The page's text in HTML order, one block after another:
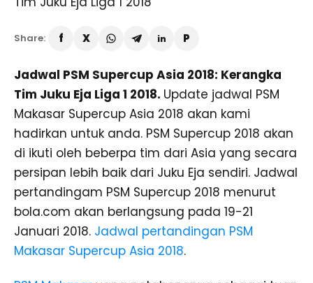
Share:
Jadwal PSM Supercup Asia 2018: Kerangka
Tim Juku Eja Liga 1 2018. Update jadwal PSM
Makasar Supercup Asia 2018 akan kami
hadirkan untuk anda. PSM Supercup 2018 akan
di ikuti oleh beberpa tim dari Asia yang secara
persipan lebih baik dari Juku Eja sendiri. Jadwal
pertandingam PSM Supercup 2018 menurut
bola.com akan berlangsung pada 19-21
Januari 2018. Jadwal pertandingan PSM
Makasar Supercup Asia 2018.